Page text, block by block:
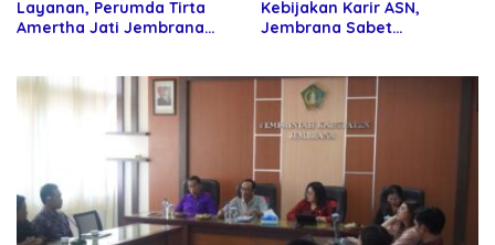
Layanan, Perumda Tirta
Amertha Jati Jembrana
Kebijakan Karir ASN,
Jembrana Sabet